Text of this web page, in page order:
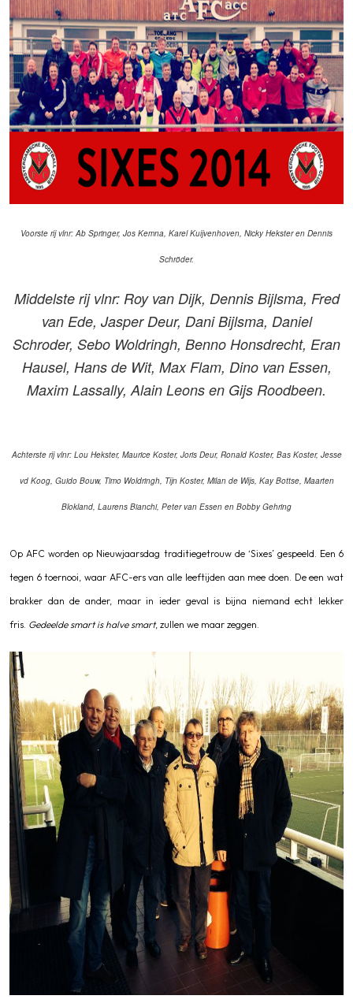
Voorste rij vlnr: Ab Springer, Jos Kemna, Karel Kuijvenhoven, Nicky Hekster en Dennis
Schröder.
Middelste rij vlnr: Roy van Dijk, Dennis Bijlsma, Fred
van Ede, Jasper Deur, Dani Bijlsma, Daniel
Schroder, Sebo Woldringh, Benno Honsdrecht, Eran
Hausel, Hans de Wit, Max Flam, Dino van Essen,
Maxim Lassally, Alain Leons en Gijs Roodbeen.
Achterste rij vlnr: Lou Hekster, Maurice Koster, Joris Deur, Ronald Koster, Bas Koster, Jesse
vd Koog, Guido Bouw, Timo Woldringh, Tijn Koster, Milan de Wijs, Kay Bottse, Maarten
Blokland, Laurens Bianchi, Peter van Essen en Bobby Gehring
Op AFC worden op Nieuwjaarsdag traditiegetrouw de ‘Sixes’ gespeeld. Een 6
tegen 6 toernooi, waar AFC-ers van alle leeftijden aan mee doen. De een wat
brakker dan de ander, maar in ieder geval is bijna niemand echt lekker
fris. Gedeelde smart is halve smart, zullen we maar zeggen.